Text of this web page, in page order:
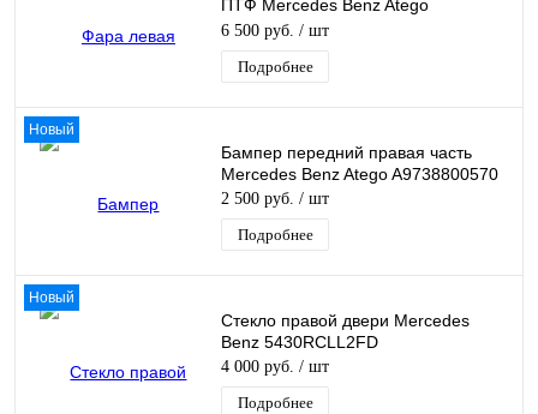
ПТФ Mercedes Benz Atego
A9738202861
6 500 руб. / шт
Подробнее
Новый
Бампер передний правая часть
Mercedes Benz Atego A9738800570
2 500 руб. / шт
Подробнее
Новый
Стекло правой двери Mercedes
Benz 5430RCLL2FD
4 000 руб. / шт
Подробнее